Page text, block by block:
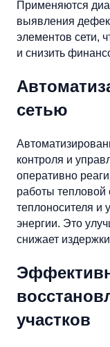
Применяются
выявления
элементов сети,
и снизить
сетью
контроля и
оперативно
работы тепловой
теплоносителя и
энергии. Это
снижает
участков